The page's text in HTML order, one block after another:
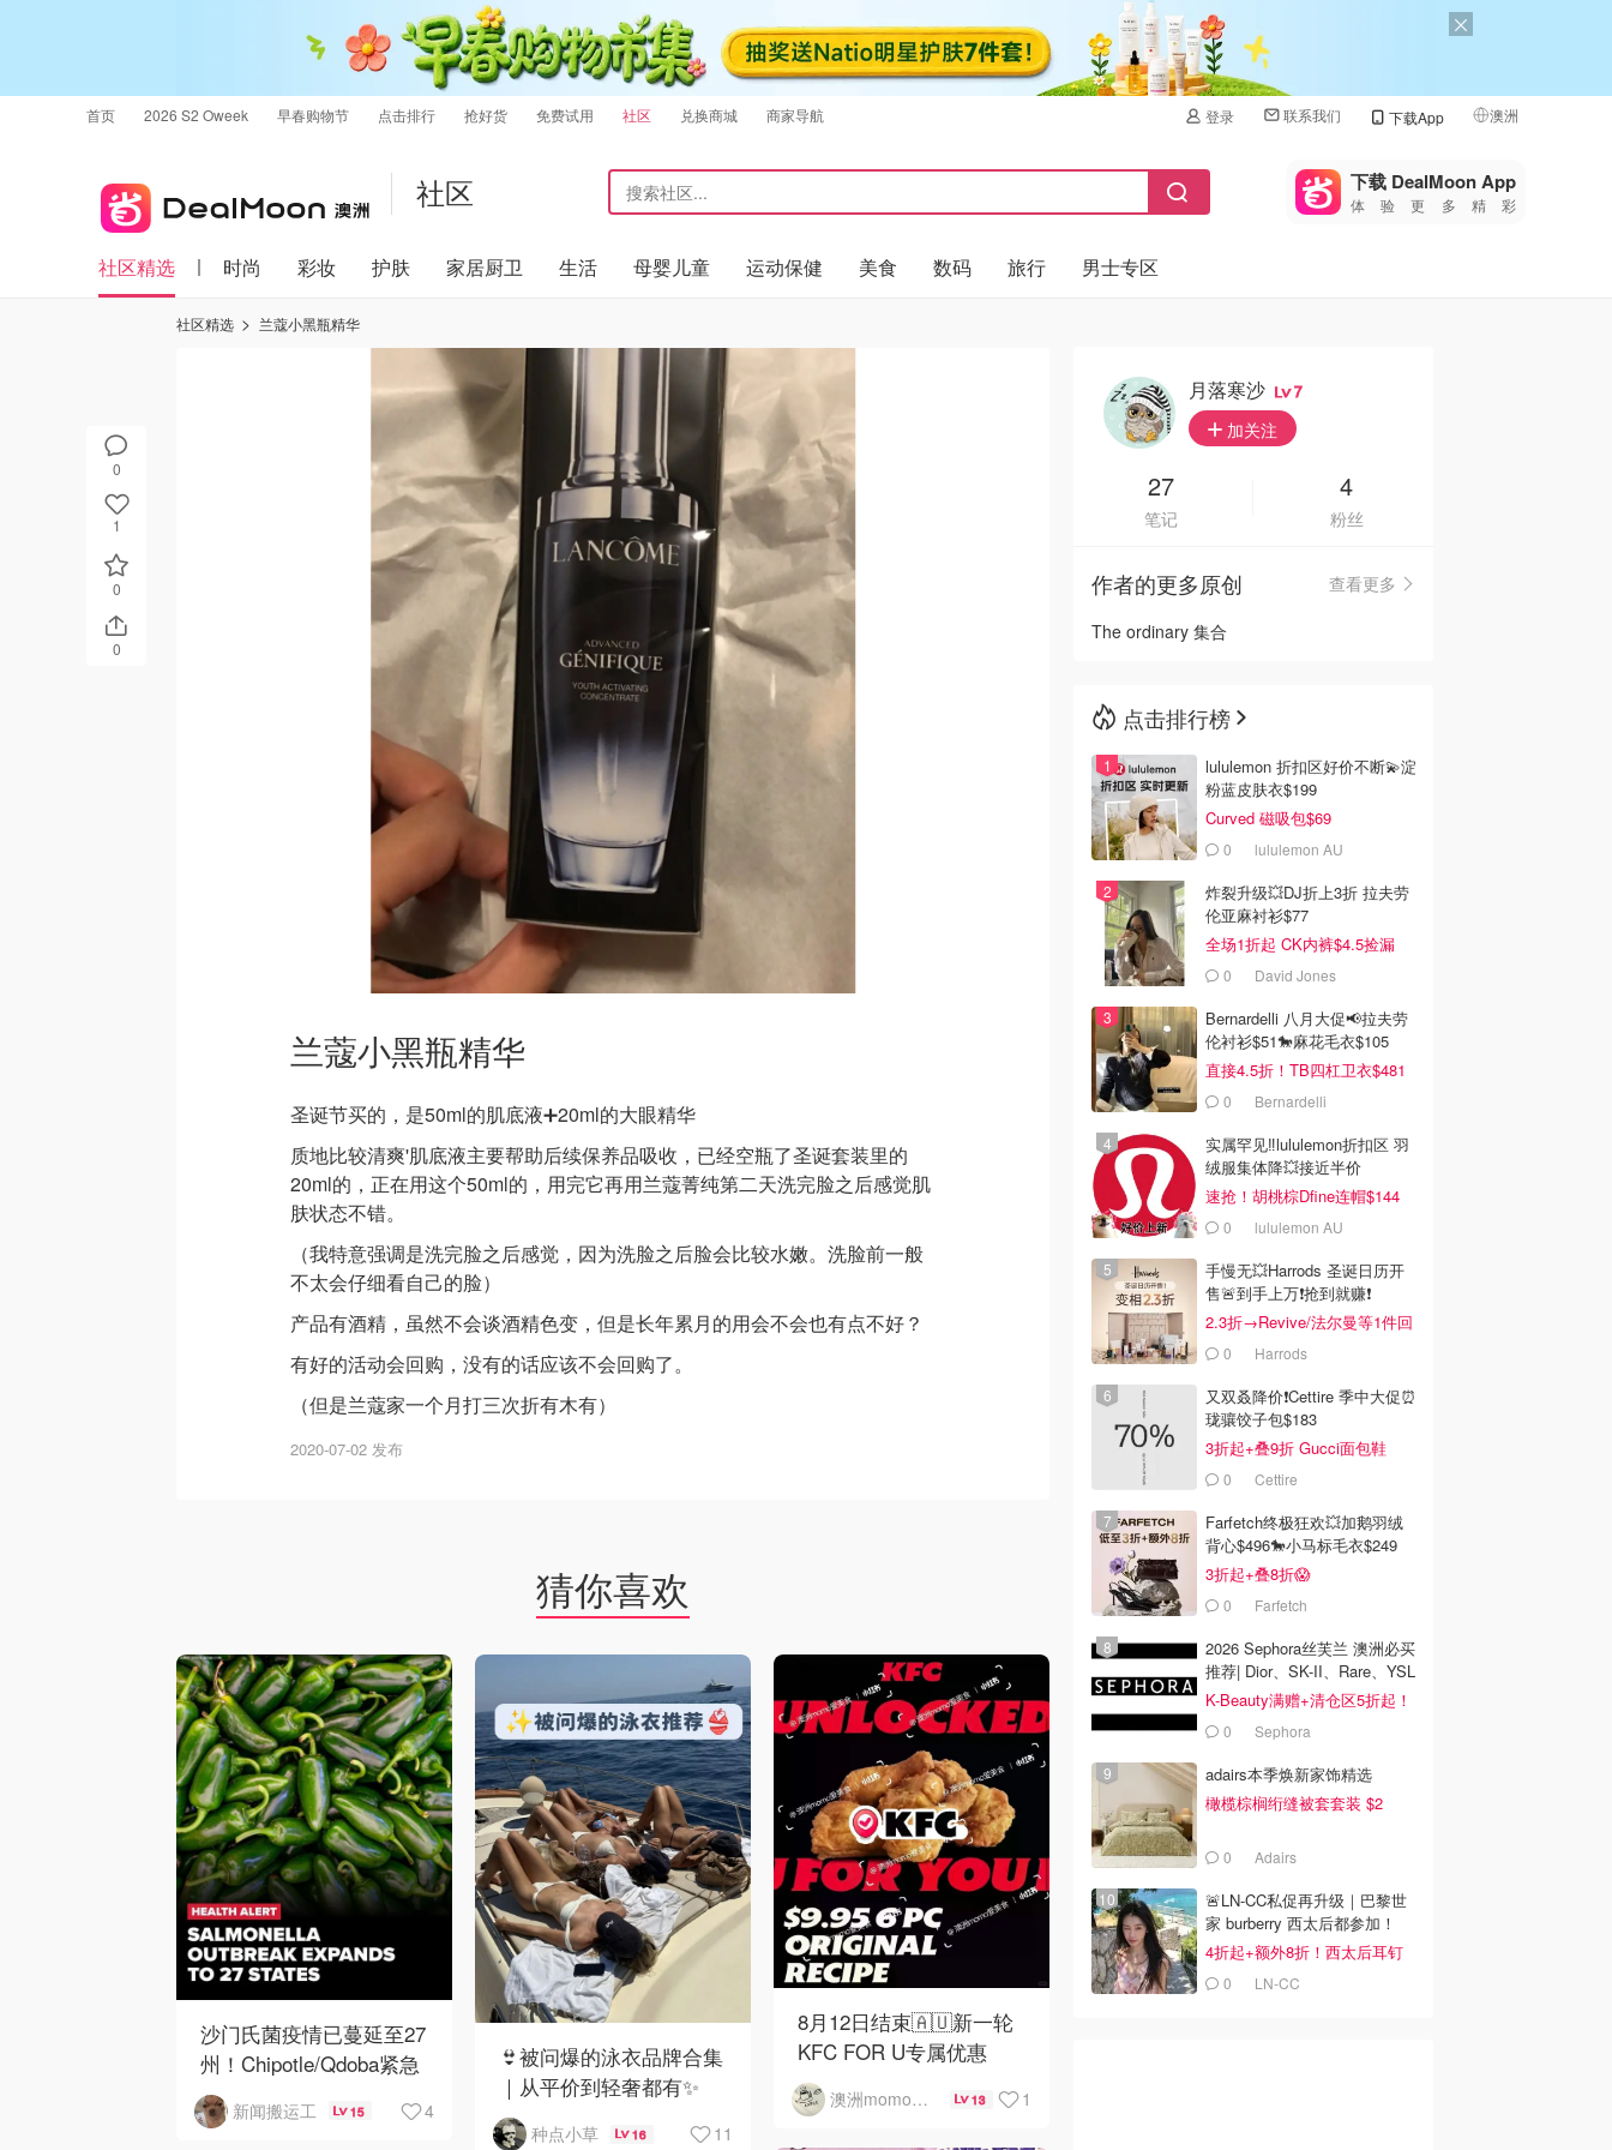
首页 2026 S2 Oweek 早春购物节 点击排行 抢好货 免费试用 社区 兑换商城 商家导航 登录 联系我们 下载App 澳洲
🇺🇸
🇨🇳 中国
🇦🇺
🇳🇿新西兰
社区 下载 DealMoon App
体验更多精彩
社区精选 时尚 彩妆 护肤 家居厨卫 生活 母婴儿童 运动保健 美食 数码 旅行 男士专区
0
1
0
0
社区精选 兰蔻小黑瓶精华
兰蔻小黑瓶精华
圣诞节买的，是50ml的肌底液➕20ml的大眼精华
质地比较清爽'肌底液主要帮助后续保养品吸收，已经空瓶了圣诞套装里的
20ml的，正在用这个50ml的，用完它再用兰蔻菁纯第二天洗完脸之后感觉肌
肤状态不错。
（我特意强调是洗完脸之后感觉，因为洗脸之后脸会比较水嫩。洗脸前一般
不太会仔细看自己的脸）
产品有酒精，虽然不会谈酒精色变，但是长年累月的用会不会也有点不好？
有好的活动会回购，没有的话应该不会回购了。
（但是兰蔻家一个月打三次折有木有）
2020-07-02 发布
猜你喜欢
沙门氏菌疫情已蔓延至27
州！Chipotle/Qdoba紧急
下架辣椒
新闻搬运工 15 4
👙被问爆的泳衣品牌合集
｜从平价到轻奢都有✨
种点小草 16 11
8月12日结束🇦🇺新一轮
KFC FOR U专属优惠
澳洲momo爱吃 13 1
月落寒沙 7
加关注
27
笔记
4
粉丝
作者的更多原创
查看更多
The ordinary 集合
点击排行榜
lululemon 折扣区好价不断💫淀
粉蓝皮肤衣$199
Curved 磁吸包$69
0 lululemon AU
炸裂升级💥DJ折上3折 拉夫劳
伦亚麻衬衫$77
全场1折起 CK内裤$4.5捡漏
0 David Jones
Bernardelli 八月大促📢拉夫劳
伦衬衫$51🐎麻花毛衣$105
直接4.5折！TB四杠卫衣$481
0 Bernardelli
实属罕见‼️lululemon折扣区 羽
绒服集体降💥接近半价
速抢！胡桃棕Dfine连帽$144
0 lululemon AU
手慢无💥Harrods 圣诞日历开
售🚨到手上万❗️抢到就赚❗️
2.3折→Revive/法尔曼等1件回
本！0 Harrods
又双叒降价❗️Cettire 季中大促⏰
珑骧饺子包$183
3折起+叠9折 Gucci面包鞋
$9910 Cettire
Farfetch终极狂欢💥加鹅羽绒
背心$496🐎小马标毛衣$249
3折起+叠8折😱
0 Farfetch
2026 Sephora丝芙兰 澳洲必买
推荐| Dior、SK-II、Rare、YSL
K-Beauty满赠+清仓区5折起！
0 Sephora
adairs本季焕新家饰精选
橄榄棕榈绗缝被套套装 $2
0 Adairs
🚨LN-CC私促再升级｜巴黎世
家 burberry 西太后都参加！
4折起+额外8折！西太后耳钉
$1100 LN-CC